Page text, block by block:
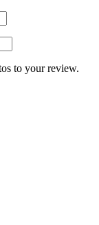
to your review.